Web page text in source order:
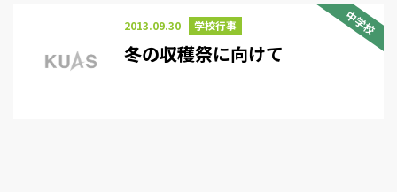
中学校
2013.09.30 学校行事
冬の収穫祭に向けて